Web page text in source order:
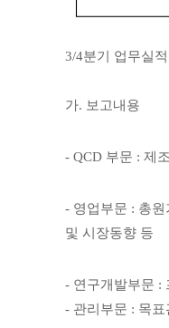
3/4분기 업무실
가. 보고내용
- QCD 부문 : 제
- 영업부문 : 총
및 시장동향 등
- 연구개발부문 :
- 관리부문 : 목